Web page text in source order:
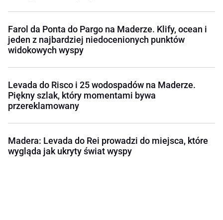
Farol da Ponta do Pargo na Maderze. Klify, ocean i
jeden z najbardziej niedocenionych punktów
widokowych wyspy
Levada do Risco i 25 wodospadów na Maderze.
Piękny szlak, który momentami bywa
przereklamowany
Madera: Levada do Rei prowadzi do miejsca, które
wygląda jak ukryty świat wyspy